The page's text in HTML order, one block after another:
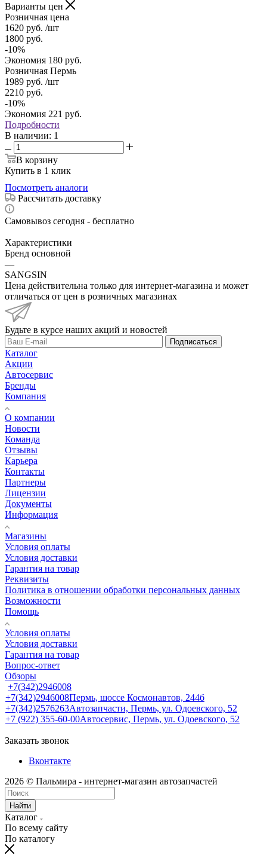
Варианты цен
Розничная цена
1620 руб. /шт
1800 руб.
-10%
Экономия 180 руб.
Розничная Пермь
1989 руб. /шт
2210 руб.
-10%
Экономия 221 руб.
Подробности
В наличии: 1
В корзину
Купить в 1 клик
Посмотреть аналоги
Рассчитать доставку
Самовывоз сегодня - бесплатно
Характеристики
Бренд основной
—
SANGSIN
Цена действительна только для интернет-магазина и может
отличаться от цен в розничных магазинах
Будьте в курсе наших акций и новостей
Подписаться
Каталог
Акции
Автосервис
Бренды
Компания
О компании
Новости
Команда
Отзывы
Карьера
Контакты
Партнеры
Лицензии
Документы
Информация
Магазины
Условия оплаты
Условия доставки
Гарантия на товар
Реквизиты
Политика в отношении обработки персональных данных
Возможности
Помощь
Условия оплаты
Условия доставки
Гарантия на товар
Вопрос-ответ
Обзоры
+7(342)2946008
+7(342)2946008Пермь, шоссе Космонавтов, 244б
+7(342)2576263Автозапчасти, Пермь, ул. Одоевского, 52
+7 (922) 355-60-00Автосервис, Пермь, ул. Одоевского, 52
Заказать звонок
Вконтакте
2026 © Пальмира - интернет-магазин автозапчастей
Найти
Каталог
По всему сайту
По каталогу